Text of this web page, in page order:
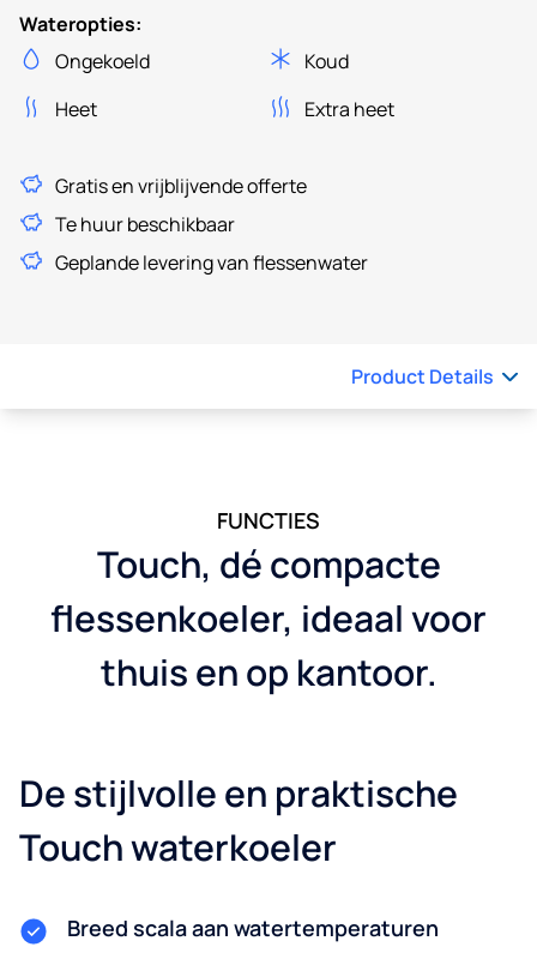
Wateropties:
Ongekoeld
Koud
Heet
Extra heet
Gratis en vrijblijvende offerte
Te huur beschikbaar
Geplande levering van flessenwater
Product Details
FUNCTIES
Touch, dé compacte
flessenkoeler, ideaal voor
thuis en op kantoor.
De stijlvolle en praktische
Touch waterkoeler
Breed scala aan watertemperaturen